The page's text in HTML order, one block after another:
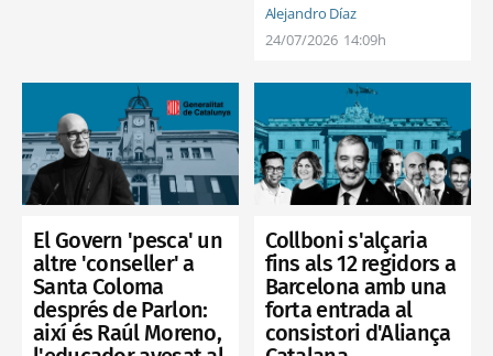
Alejandro Díaz
24/07/2026 14:09h
El Govern 'pesca' un
altre 'conseller' a
Santa Coloma
després de Parlon:
així és Raúl Moreno,
Collboni s'alçaria
fins als 12 regidors a
Barcelona amb una
forta entrada al
consistori d'Aliança